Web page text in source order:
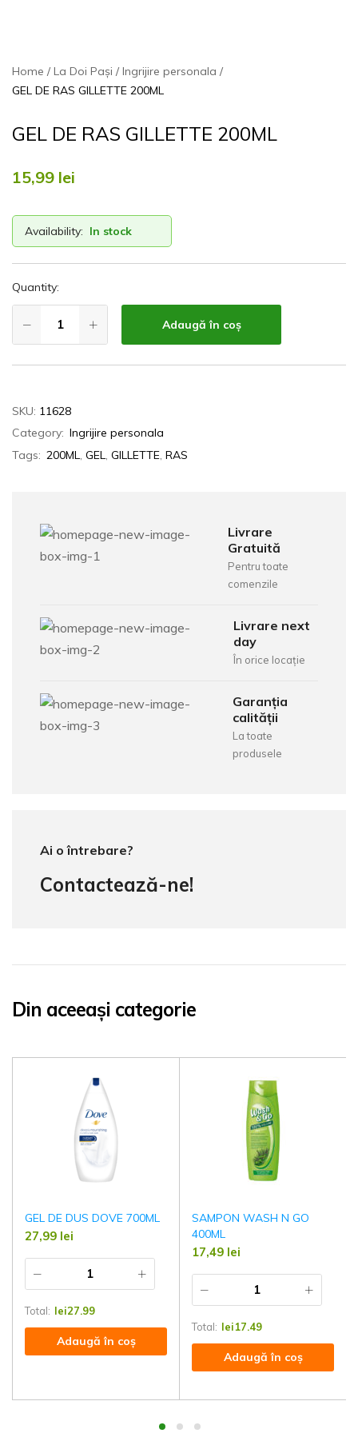
Home La Doi Pași
Ingrijire personala
GEL DE RAS GILLETTE 200ML
GEL DE RAS GILLETTE 200ML
15,99 lei
Availability: In stock
Quantity:
Adaugă în coș
SKU: 11628
Category: Ingrijire personala
Tags: 200ML, GEL, GILLETTE, RAS
Livrare
Gratuită
Pentru toate
comenzile
Livrare next
day
În orice locație
Garanția
calității
La toate
produsele
Ai o întrebare?
Contactează-ne!
Din aceeași categorie
GEL DE DUS DOVE 700ML
27,99 lei
Total: lei27.99
Adaugă în coș
SAMPON WASH N GO
400ML
17,49 lei
Total: lei17.49
Adaugă în coș